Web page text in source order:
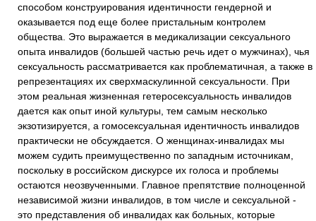
способом конструирования идентичности гендерной и
оказывается под еще более пристальным контролем
общества. Это выражается в медикализации сексуального
опыта инвалидов (большей частью речь идет о мужчинах), чья
сексуальность рассматривается как проблематичная, а также в
репрезентациях их сверхмаскулинной сексуальности. При
этом реальная жизненная гетеросексуальность инвалидов
дается как опыт иной культуры, тем самым несколько
экзотизируется, а гомосексуальная идентичность инвалидов
практически не обсуждается. О женщинах-инвалидах мы
можем судить преимущественно по западным источникам,
поскольку в российском дискурсе их голоса и проблемы
остаются неозвученными. Главное препятствие полноценной
независимой жизни инвалидов, в том числе и сексуальной -
это представления об инвалидах как больных, которые